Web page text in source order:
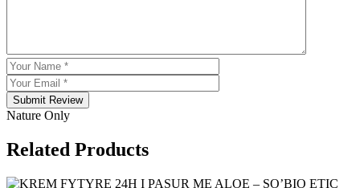
Submit Review
Nature Only
Related Products